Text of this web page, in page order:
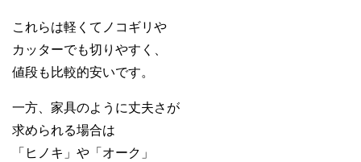
これらは軽くてノコギリや
カッターでも切りやすく、
値段も比較的安いです。
一方、家具のように丈夫さが
求められる場合は
「ヒノキ」や「オーク」